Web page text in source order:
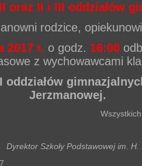
oraz II i III oddziałów
rodzice,
2017 r. o godz. 16:00
z wychowawcami
oddziałów
Jerzmanowej.
Dyrektor Szkoły Podstawowej im.